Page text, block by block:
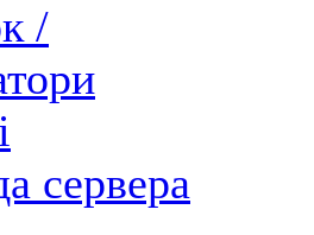
/
сервера